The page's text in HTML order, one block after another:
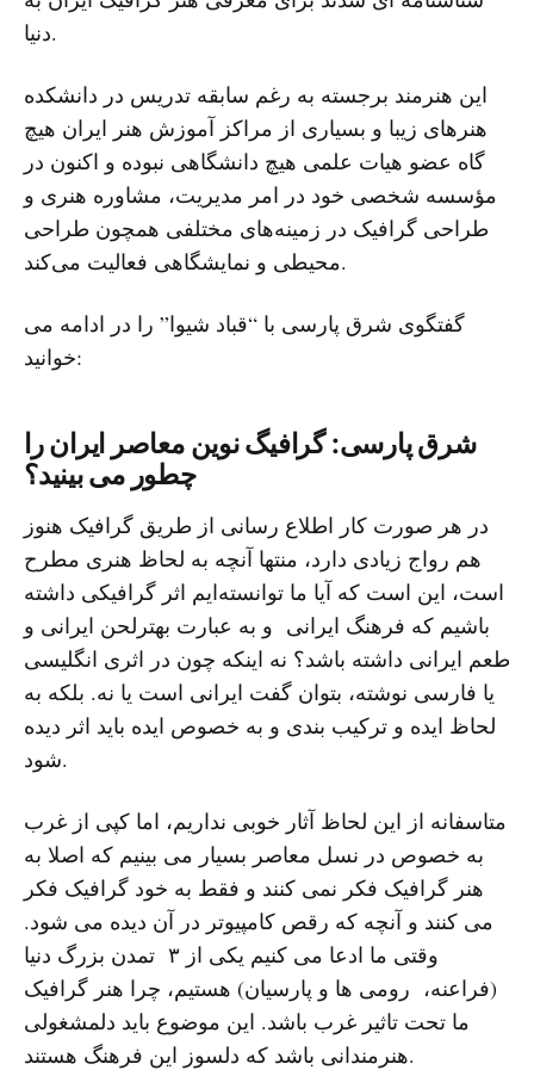
دنیا.
این هنرمند برجسته به رغم سابقه تدریس در دانشکده
هنرهای زیبا و بسیاری از مراکز آموزش هنر ایران هیچ
گاه عضو هیات علمی هیچ دانشگاهی نبوده و اکنون در
مؤسسه شخصی خود در امر مدیریت، مشاوره هنری و
طراحی گرافیک در زمینه‌های مختلفی همچون طراحی
محیطی و نمایشگاهی فعالیت می‌کند.
گفتگوی شرق پارسی با “قباد شیوا” را در ادامه می
خوانید:
شرق پارسی: گرافیگ نوین معاصر ایران را
چطور می بینید؟
در هر صورت کار اطلاع رسانی از طریق گرافیک هنوز
هم رواج زیادی دارد، منتها آنچه به لحاظ هنری مطرح
است، این است که آیا ما توانسته‌ایم اثر گرافیکی داشته
باشیم که فرهنگ ایرانی و به عبارت بهترلحن ایرانی و
طعم ایرانی داشته باشد؟ نه اینکه چون در اثری انگلیسی
یا فارسی نوشته، بتوان گفت ایرانی است یا نه. بلکه به
لحاظ ایده و ترکیب بندی و به خصوص ایده باید اثر دیده
شود.
متاسفانه از این لحاظ آثار خوبی نداریم، اما کپی از غرب
به خصوص در نسل معاصر بسیار می بینیم که اصلا به
هنر گرافیک فکر نمی کنند و فقط به خود گرافیک فکر
می کنند و آنچه که رقص کامپیوتر در آن دیده می شود.
وقتی ما ادعا می کنیم یکی از ۳ تمدن بزرگ دنیا
(فراعنه، رومی ها و پارسیان) هستیم، چرا هنر گرافیک
ما تحت تاثیر غرب باشد. این موضوع باید دلمشغولی
هنرمندانی باشد که دلسوز این فرهنگ هستند.